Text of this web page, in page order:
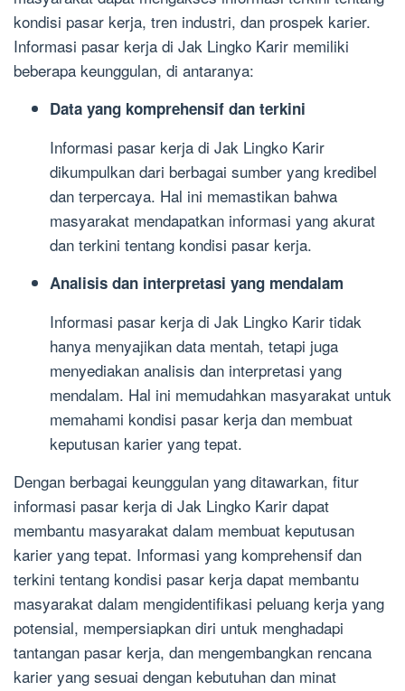
kondisi pasar kerja, tren industri, dan prospek karier.
Informasi pasar kerja di Jak Lingko Karir memiliki
beberapa keunggulan, di antaranya:
Data yang komprehensif dan terkini
Informasi pasar kerja di Jak Lingko Karir
dikumpulkan dari berbagai sumber yang kredibel
dan terpercaya. Hal ini memastikan bahwa
masyarakat mendapatkan informasi yang akurat
dan terkini tentang kondisi pasar kerja.
Analisis dan interpretasi yang mendalam
Informasi pasar kerja di Jak Lingko Karir tidak
hanya menyajikan data mentah, tetapi juga
menyediakan analisis dan interpretasi yang
mendalam. Hal ini memudahkan masyarakat untuk
memahami kondisi pasar kerja dan membuat
keputusan karier yang tepat.
Dengan berbagai keunggulan yang ditawarkan, fitur
informasi pasar kerja di Jak Lingko Karir dapat
membantu masyarakat dalam membuat keputusan
karier yang tepat. Informasi yang komprehensif dan
terkini tentang kondisi pasar kerja dapat membantu
masyarakat dalam mengidentifikasi peluang kerja yang
potensial, mempersiapkan diri untuk menghadapi
tantangan pasar kerja, dan mengembangkan rencana
karier yang sesuai dengan kebutuhan dan minat